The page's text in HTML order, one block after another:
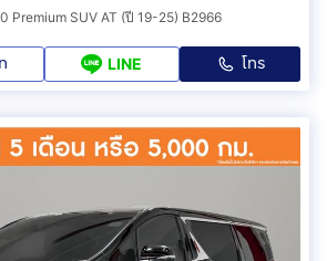
Premium SUV AT (ปี 19-25) B2966
LINE โทร